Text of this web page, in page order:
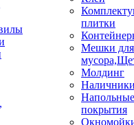
плитки
Мешки для
Молдинг
Напольные
покрытия